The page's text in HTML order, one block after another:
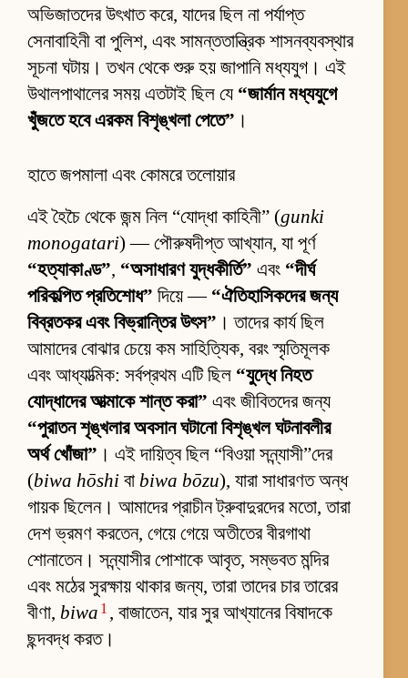
অভিজাতদের উৎখাত করে, যাদের ছিল না পর্যাপ্ত
সেনাবাহিনী বা পুলিশ, এবং সামন্ততান্ত্রিক শাসনব্যবস্থার
সূচনা ঘটায়। তখন থেকে শুরু হয় জাপানি মধ্যযুগ। এই
উথালপাথালের সময় এতটাই ছিল যে “জার্মান মধ্যযুগে
খুঁজতে হবে এরকম বিশৃঙ্খলা পেতে” ।
হাতে জপমালা এবং কোমরে তলোয়ার
এই হৈচৈ থেকে জন্ম নিল “যোদ্ধা কাহিনী” (gunki
monogatari) — পৌরুষদীপ্ত আখ্যান, যা পূর্ণ
“হত্যাকাণ্ড”, “অসাধারণ যুদ্ধকীর্তি” এবং “দীর্ঘ
পরিকল্পিত প্রতিশোধ” দিয়ে — “ঐতিহাসিকদের জন্য
বিব্রতকর এবং বিভ্রান্তির উৎস” । তাদের কার্য ছিল
আমাদের বোঝার চেয়ে কম সাহিত্যিক, বরং স্মৃতিমূলক
এবং আধ্যাত্মিক: সর্বপ্রথম এটি ছিল “যুদ্ধে নিহত
যোদ্ধাদের আত্মাকে শান্ত করা” এবং জীবিতদের জন্য
“পুরাতন শৃঙ্খলার অবসান ঘটানো বিশৃঙ্খল ঘটনাবলীর
অর্থ খোঁজা” । এই দায়িত্ব ছিল “বিওয়া সন্ন্যাসী”দের
(biwa hōshi বা biwa bōzu), যারা সাধারণত অন্ধ
গায়ক ছিলেন। আমাদের প্রাচীন ট্রুবাদুরদের মতো, তারা
দেশ ভ্রমণ করতেন, গেয়ে গেয়ে অতীতের বীরগাথা
শোনাতেন। সন্ন্যাসীর পোশাকে আবৃত, সম্ভবত মন্দির
এবং মঠের সুরক্ষায় থাকার জন্য, তারা তাদের চার তারের
বীণা, biwa 1 , বাজাতেন, যার সুর আখ্যানের বিষাদকে
ছন্দবদ্ধ করত।